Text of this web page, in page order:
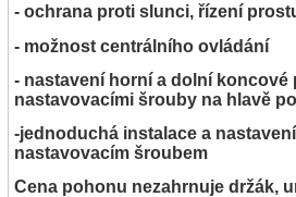
- ochrana proti slunci, řízení
- možnost centrálního ovládání
- nastavení horní a dolní koncové
nastavovacími šrouby na hlavě
-jednoduchá instalace a
nastavovacím šroubem
Cena pohonu nezahrnuje držák,